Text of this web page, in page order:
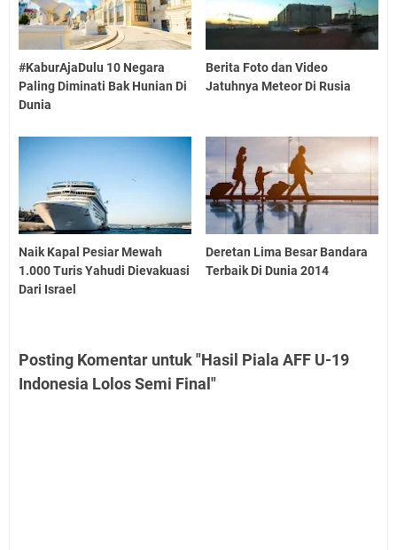
#KaburAjaDulu 10 Negara
Paling Diminati Bak Hunian Di
Dunia
Berita Foto dan Video
Jatuhnya Meteor Di Rusia
Naik Kapal Pesiar Mewah
1.000 Turis Yahudi Dievakuasi
Dari Israel
Deretan Lima Besar Bandara
Terbaik Di Dunia 2014
Posting Komentar untuk "Hasil Piala AFF U-19
Indonesia Lolos Semi Final"